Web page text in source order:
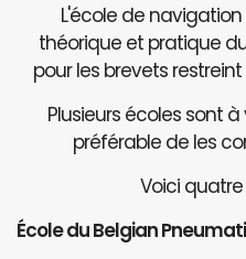
L'école de
théorique et pratique
pour les brevets
Plusieurs écoles sont
préférable de les
Voici quatre
École du Belgian